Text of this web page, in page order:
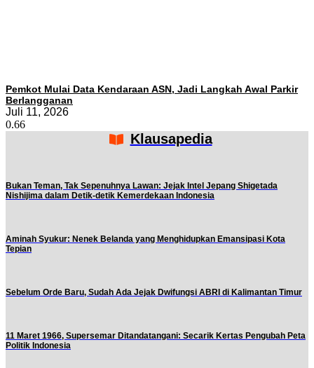
Pemkot Mulai Data Kendaraan ASN, Jadi Langkah Awal Parkir
Berlangganan
Juli 11, 2026
Klausapedia
Bukan Teman, Tak Sepenuhnya Lawan: Jejak Intel Jepang Shigetada
Nishijima dalam Detik-detik Kemerdekaan Indonesia
Aminah Syukur: Nenek Belanda yang Menghidupkan Emansipasi Kota
Tepian
Sebelum Orde Baru, Sudah Ada Jejak Dwifungsi ABRI di Kalimantan Timur
11 Maret 1966, Supersemar Ditandatangani: Secarik Kertas Pengubah Peta
Politik Indonesia